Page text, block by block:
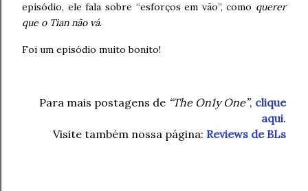
episódio, ele fala sobre “esforços em vão”, como querer
que o Tian não vá.
Foi um episódio muito bonito!
Para mais postagens de “The On1y One”, clique
aqui.
Visite também nossa página: Reviews de BLs